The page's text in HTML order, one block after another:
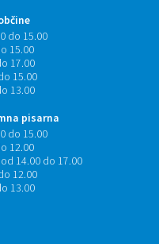
do 15.00
15.00
17.00
15.00
13.00
pisarna
do 15.00
12.00
14.00 do 17.00
12.00
13.00